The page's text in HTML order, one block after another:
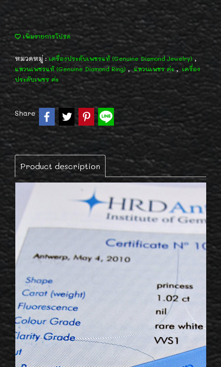
เพิ่มรายการโปรด
หมวดหมู่ :เครื่องประดับเพชรแท้ (Genuine Diamond Jewelry) ,
แหวนเพชรแท้ (Genuine Diamond Ring) , แหวนเพชร ค่ะ, เครื่อง
ประดับเพชร ค่ะ
Share
Product description